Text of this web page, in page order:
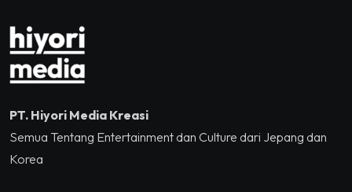
PT. Hiyori Media Kreasi
Semua Tentang Entertainment dan Culture dari Jepang dan
Korea